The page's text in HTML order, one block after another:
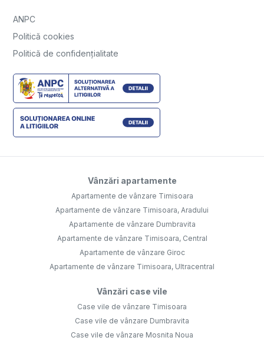
ANPC
Politică cookies
Politică de confidențialitate
Vânzări apartamente
Apartamente de vânzare Timisoara
Apartamente de vânzare Timisoara, Aradului
Apartamente de vânzare Dumbravita
Apartamente de vânzare Timisoara, Central
Apartamente de vânzare Giroc
Apartamente de vânzare Timisoara, Ultracentral
Vânzări case vile
Case vile de vânzare Timisoara
Case vile de vânzare Dumbravita
Case vile de vânzare Mosnita Noua